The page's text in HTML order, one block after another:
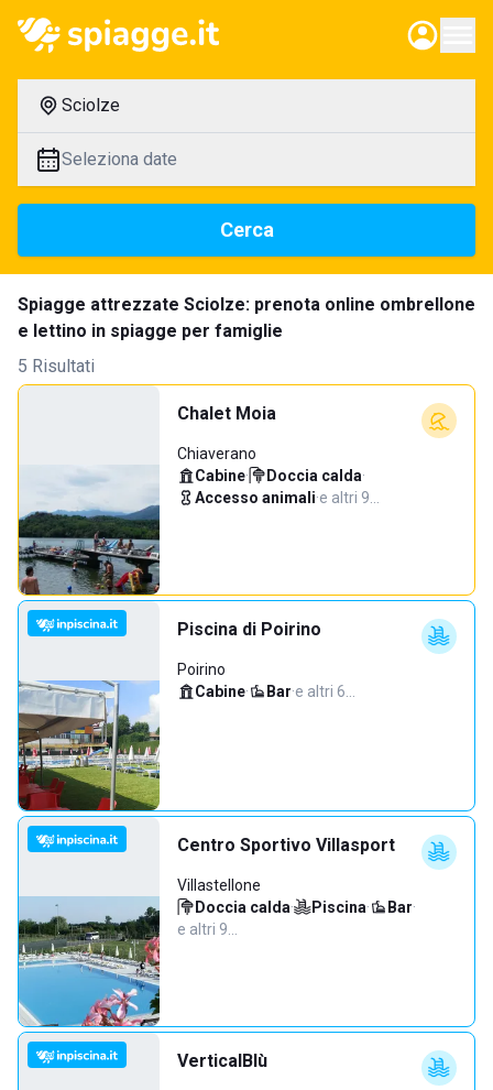
Sciolze
Seleziona date
Cerca
Spiagge attrezzate Sciolze: prenota online ombrellone
e lettino in spiagge per famiglie
5 Risultati
Chalet Moia
Chiaverano
Cabine· Doccia calda·
Accesso animali·e altri 9…
Piscina di Poirino
Poirino
Cabine· Bar·e altri 6…
Centro Sportivo Villasport
Villastellone
Doccia calda· Piscina· Bar·
e altri 9…
VerticalBlù